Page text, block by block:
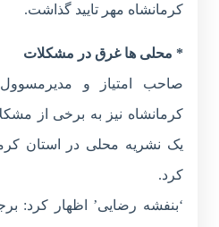
کرمانشاه مهر تایید گذاشت.
* محلی ها غرق در مشکلات
صاحب امتیاز و
کرمانشاه نیز به برخی از
یک نشریه محلی در استان
کرد.
‘بنفشه رضایی’ اظهار کرد: